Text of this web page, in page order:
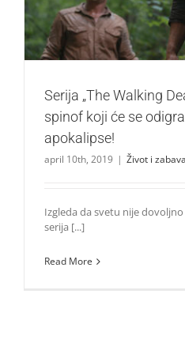
Serija „The Walking
spinof koji će se
apokalipse!
april 10th, 2019 | Život i zabava
Izgleda da svetu nije
serija [...]
Read More